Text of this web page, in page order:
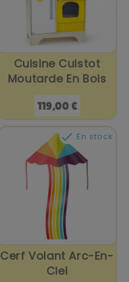
Cuisine Cuistot
Moutarde En Bois
Prix
119,00 €
 En stock
Cerf Volant Arc-En-
Ciel